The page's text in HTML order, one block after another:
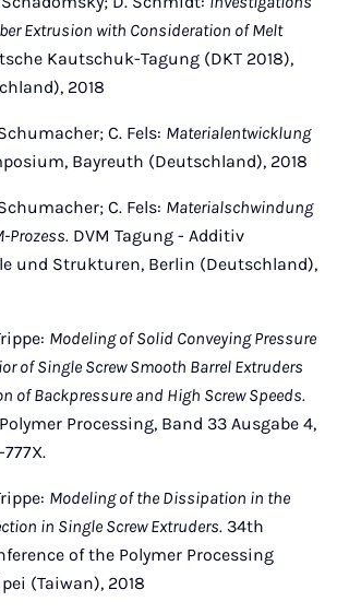
Extrusion with Consideration of Melt
Kautschuk-Tagung (DKT 2018),
2018
C. Fels: Materialentwicklung
Bayreuth (Deutschland), 2018
C. Fels: Materialschwindung
Prozess. DVM Tagung - Additiv
und Strukturen, Berlin (Deutschland),
Modeling of Solid Conveying Pressure
of Single Screw Smooth Barrel Extruders
of Backpressure and High Screw Speeds.
Processing, Band 33 Ausgabe 4,
Modeling of the Dissipation in the
in Single Screw Extruders. 34th
of the Polymer Processing
(Taiwan), 2018